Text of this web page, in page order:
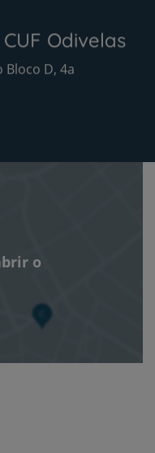
Odivelas
Bloco D, 4a
o